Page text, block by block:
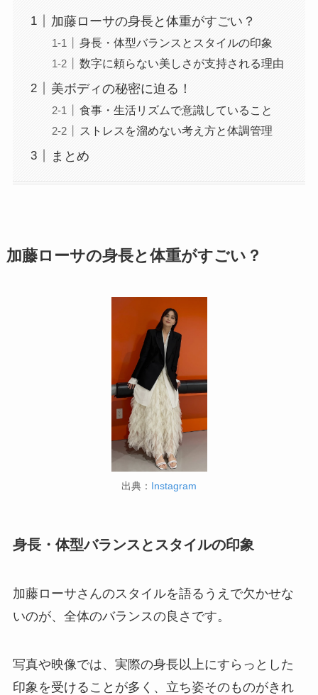
加藤ローサの身長と体重がすごい？
身長・体型バランスとスタイルの印象
数字に頼らない美しさが支持される理由
美ボディの秘密に迫る！
食事・生活リズムで意識していること
ストレスを溜めない考え方と体調管理
まとめ
加藤ローサの身長と体重がすごい？
出典： Instagram
身長・体型バランスとスタイルの印象
加藤ローサさんのスタイルを語るうえで欠かせな
いのが、全体のバランスの良さです。
写真や映像では、実際の身長以上にすらっとした
印象を受けることが多く、立ち姿そのものがきれ